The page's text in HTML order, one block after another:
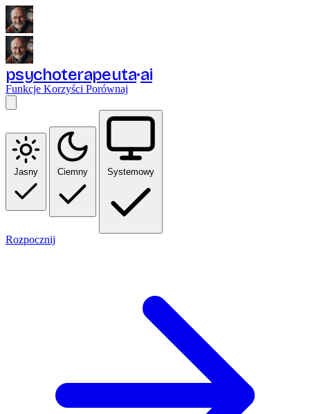
psychoterapeuta ai
Funkcje Korzyści Porównaj
Jasny Ciemny Systemowy
Rozpocznij